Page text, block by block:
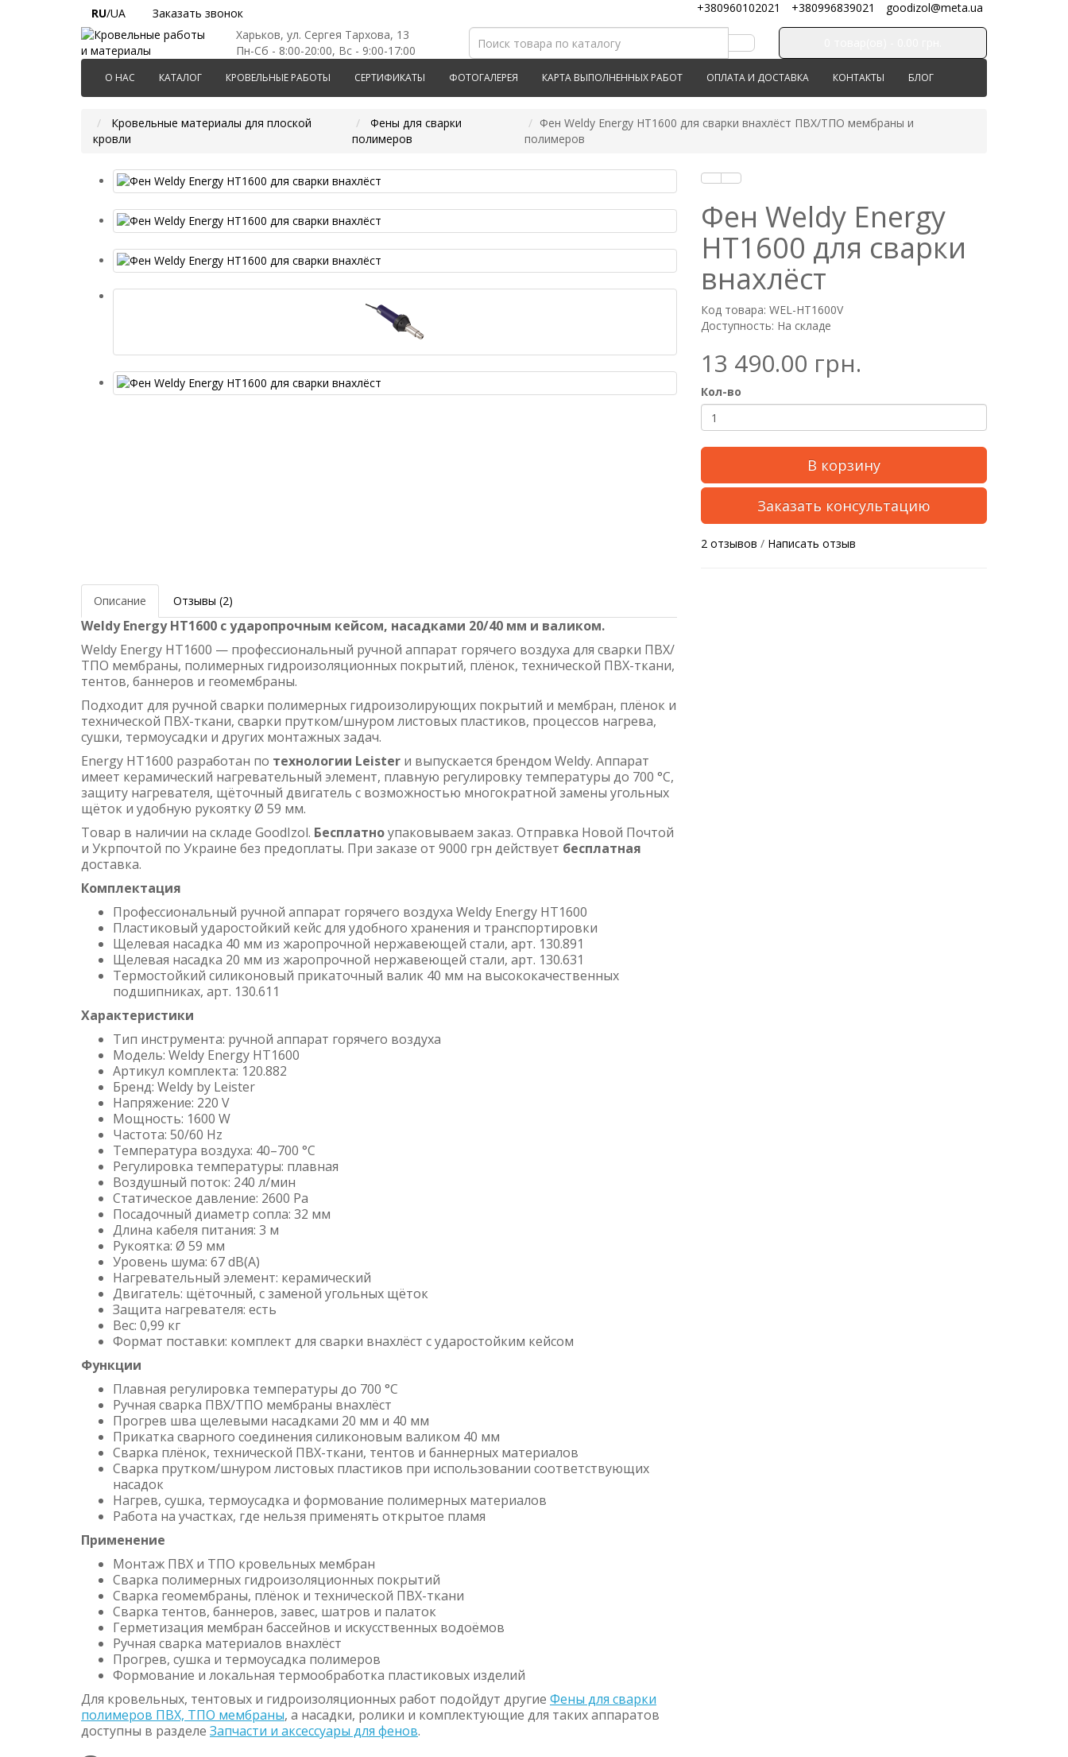
RU/UA Заказать звонок +380960102021 +380996839021
goodizol@meta.ua
Харьков, ул. Сергея Тархова, 13
Пн-Сб - 8:00-20:00, Вс - 9:00-17:00
О НАС КАТАЛОГ КРОВЕЛЬНЫЕ РАБОТЫ СЕРТИФИКАТЫ ФОТОГАЛЕРЕЯ КАРТА ВЫПОЛНЕННЫХ РАБОТ ОПЛАТА И ДОСТАВКА КОНТАКТЫ БЛОГ
Кровельные материалы для плоской
кровли
Фены для сварки
полимеров
Фен Weldy Energy HT1600 для сварки внахлёст ПВХ/ТПО мембраны и
полимеров
Фен Weldy Energy
HT1600 для сварки
внахлёст
Код товара: WEL-HT1600V
Доступность: На складе
13 490.00 грн.
Кол-во
В корзину
Заказать консультацию
2 отзывов / Написать отзыв
Описание Отзывы (2)
Weldy Energy HT1600 с ударопрочным кейсом, насадками 20/40 мм и валиком.
Weldy Energy HT1600 — профессиональный ручной аппарат горячего воздуха для сварки ПВХ/
ТПО мембраны, полимерных гидроизоляционных покрытий, плёнок, технической ПВХ-ткани,
тентов, баннеров и геомембраны.
Подходит для ручной сварки полимерных гидроизолирующих покрытий и мембран, плёнок и
технической ПВХ-ткани, сварки прутком/шнуром листовых пластиков, процессов нагрева,
сушки, термоусадки и других монтажных задач.
Energy HT1600 разработан по технологии Leister и выпускается брендом Weldy. Аппарат
имеет керамический нагревательный элемент, плавную регулировку температуры до 700 °C,
защиту нагревателя, щёточный двигатель с возможностью многократной замены угольных
щёток и удобную рукоятку Ø 59 мм.
Товар в наличии на складе GoodIzol. Бесплатноупаковываем заказ. Отправка Новой Почтой
и Укрпочтой по Украине без предоплаты. При заказе от 9000 грн действует бесплатная
доставка.
Комплектация
Профессиональный ручной аппарат горячего воздуха Weldy Energy HT1600
Пластиковый ударостойкий кейс для удобного хранения и транспортировки
Щелевая насадка 40 мм из жаропрочной нержавеющей стали, арт. 130.891
Щелевая насадка 20 мм из жаропрочной нержавеющей стали, арт. 130.631
Термостойкий силиконовый прикаточный валик 40 мм на высококачественных
подшипниках, арт. 130.611
Характеристики
Тип инструмента: ручной аппарат горячего воздуха
Модель: Weldy Energy HT1600
Артикул комплекта: 120.882
Бренд: Weldy by Leister
Напряжение: 220 V
Мощность: 1600 W
Частота: 50/60 Hz
Температура воздуха: 40–700 °C
Регулировка температуры: плавная
Воздушный поток: 240 л/мин
Статическое давление: 2600 Pa
Посадочный диаметр сопла: 32 мм
Длина кабеля питания: 3 м
Рукоятка: Ø 59 мм
Уровень шума: 67 dB(A)
Нагревательный элемент: керамический
Двигатель: щёточный, с заменой угольных щёток
Защита нагревателя: есть
Вес: 0,99 кг
Формат поставки: комплект для сварки внахлёст с ударостойким кейсом
Функции
Плавная регулировка температуры до 700 °C
Ручная сварка ПВХ/ТПО мембраны внахлёст
Прогрев шва щелевыми насадками 20 мм и 40 мм
Прикатка сварного соединения силиконовым валиком 40 мм
Сварка плёнок, технической ПВХ-ткани, тентов и баннерных материалов
Сварка прутком/шнуром листовых пластиков при использовании соответствующих
насадок
Нагрев, сушка, термоусадка и формование полимерных материалов
Работа на участках, где нельзя применять открытое пламя
Применение
Монтаж ПВХ и ТПО кровельных мембран
Сварка полимерных гидроизоляционных покрытий
Сварка геомембраны, плёнок и технической ПВХ-ткани
Сварка тентов, баннеров, завес, шатров и палаток
Герметизация мембран бассейнов и искусственных водоёмов
Ручная сварка материалов внахлёст
Прогрев, сушка и термоусадка полимеров
Формование и локальная термообработка пластиковых изделий
Для кровельных, тентовых и гидроизоляционных работ подойдут другие Фены для сварки
полимеров ПВХ, ТПО мембраны, а насадки, ролики и комплектующие для таких аппаратов
доступны в разделе Запчасти и аксессуары для фенов.